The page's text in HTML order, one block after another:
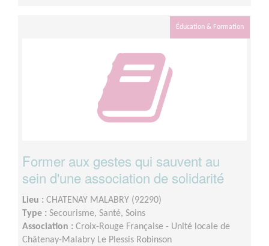
Éducation & Formation
Former aux gestes qui sauvent au
sein d'une association de solidarité
Lieu : CHATENAY MALABRY (92290)
Type : Secourisme, Santé, Soins
Association : Croix-Rouge Française - Unité locale de
Châtenay-Malabry Le Plessis Robinson